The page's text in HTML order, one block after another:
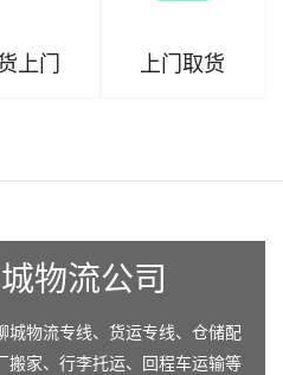
上门 上门取货
物流公司
城物流专线、货运专线、仓储配
搬家、行李托运、回程车运输等